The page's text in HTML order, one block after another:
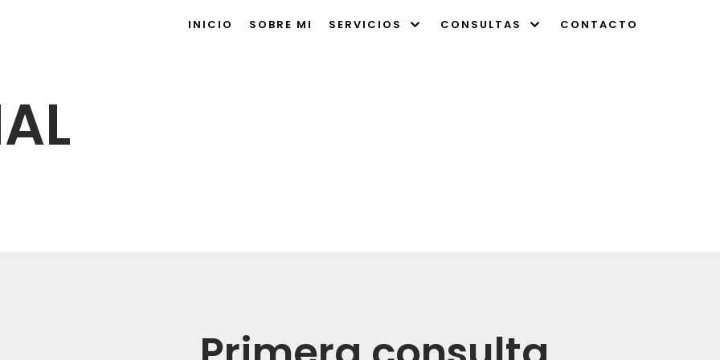
INICIO SOBRE MI SERVICIOS CONSULTAS CONTACTO